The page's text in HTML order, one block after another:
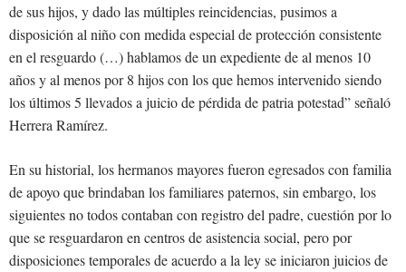
de sus hijos, y dado las múltiples reincidencias, pusimos a
disposición al niño con medida especial de protección consistente
en el resguardo (…) hablamos de un expediente de al menos 10
años y al menos por 8 hijos con los que hemos intervenido siendo
los últimos 5 llevados a juicio de pérdida de patria potestad” señaló
Herrera Ramírez.
En su historial, los hermanos mayores fueron egresados con familia
de apoyo que brindaban los familiares paternos, sin embargo, los
siguientes no todos contaban con registro del padre, cuestión por lo
que se resguardaron en centros de asistencia social, pero por
disposiciones temporales de acuerdo a la ley se iniciaron juicios de